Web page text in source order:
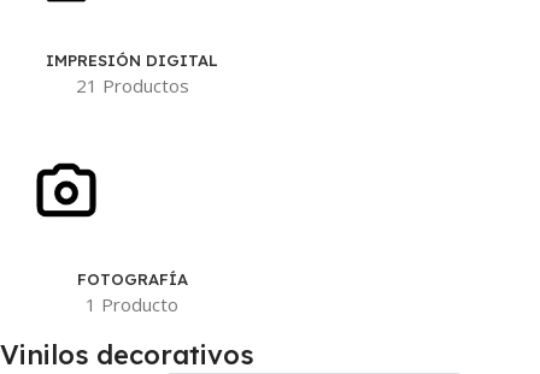
IMPRESIÓN DIGITAL
21 Productos
FOTOGRAFÍA
1 Producto
Vinilos decorativos